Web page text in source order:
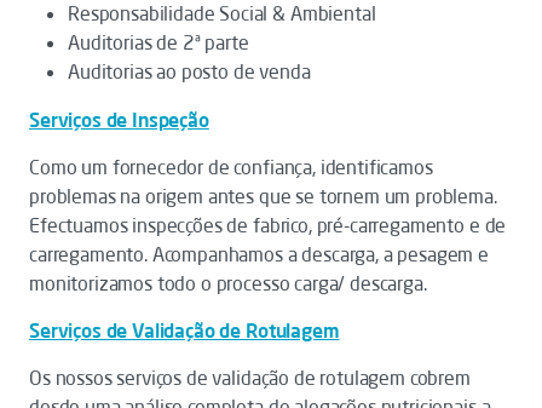
Responsabilidade Social & Ambiental
Auditorias de 2ª parte
Auditorias ao posto de venda
Serviços de Inspeção
Como um fornecedor de confiança, identificamos
problemas na origem antes que se tornem um problema.
Efectuamos inspecções de fabrico, pré-carregamento e de
carregamento. Acompanhamos a descarga, a pesagem e
monitorizamos todo o processo carga/ descarga.
Serviços de Validação de Rotulagem
Os nossos serviços de validação de rotulagem cobrem